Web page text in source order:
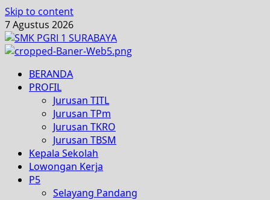
Skip to content
7 Agustus 2026
BERANDA
PROFIL
Jurusan TITL
Jurusan TPm
Jurusan TKRO
Jurusan TBSM
Kepala Sekolah
Lowongan Kerja
P5
Selayang Pandang